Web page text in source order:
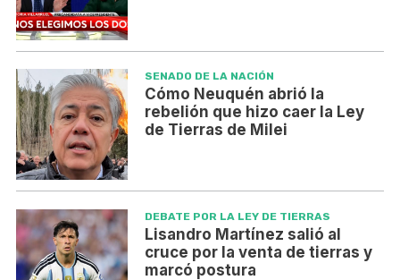
SENADO DE LA NACIÓN
Cómo Neuquén abrió la
rebelión que hizo caer la Ley
de Tierras de Milei
DEBATE POR LA LEY DE TIERRAS
Lisandro Martínez salió al
cruce por la venta de tierras y
marcó postura